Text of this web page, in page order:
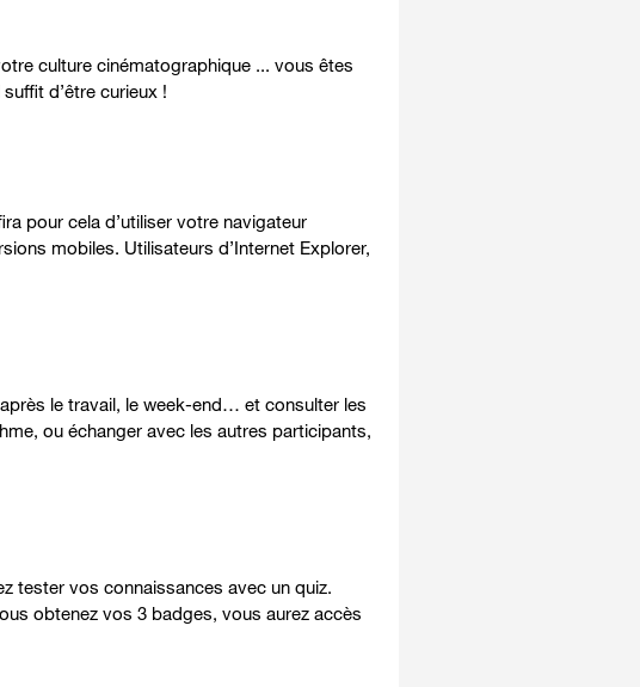
culture cinématographique ... vous êtes
d’être curieux !
pour cela d’utiliser votre navigateur
mobiles. Utilisateurs d’Internet Explorer,
le travail, le week-end… et consulter les
ou échanger avec les autres participants,
tester vos connaissances avec un quiz.
obtenez vos 3 badges, vous aurez accès